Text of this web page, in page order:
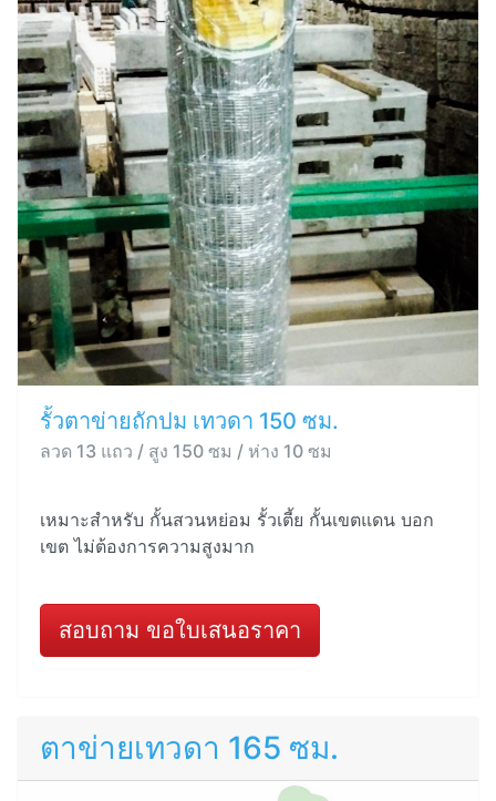
รั้วตาข่ายถักปม เทวดา 150 ซม.
ลวด 13 แถว / สูง 150 ซม / ห่าง 10 ซม
เหมาะสำหรับ กั้นสวนหย่อม รั้วเตี้ย กั้นเขตแดน บอก
เขต ไม่ต้องการความสูงมาก
สอบถาม ขอใบเสนอราคา
ตาข่ายเทวดา 165 ซม.